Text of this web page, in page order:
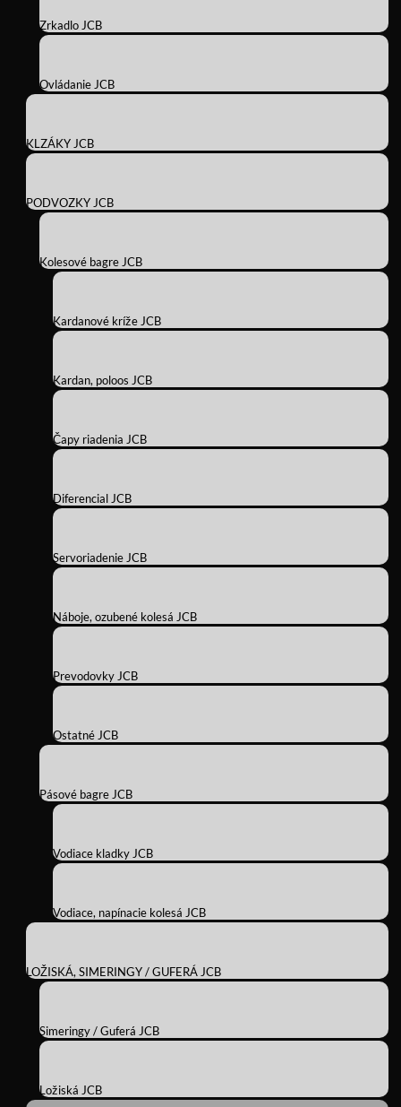
Zrkadlo JCB
Ovládanie JCB
KLZÁKY JCB
PODVOZKY JCB
Kolesové bagre JCB
Kardanové kríže JCB
Kardan, poloos JCB
Čapy riadenia JCB
Diferencial JCB
Servoriadenie JCB
Náboje, ozubené kolesá JCB
Prevodovky JCB
Ostatné JCB
Pásové bagre JCB
Vodiace kladky JCB
Vodiace, napínacie kolesá JCB
LOŽISKÁ, SIMERINGY / GUFERÁ JCB
Simeringy / Guferá JCB
Ložiská JCB